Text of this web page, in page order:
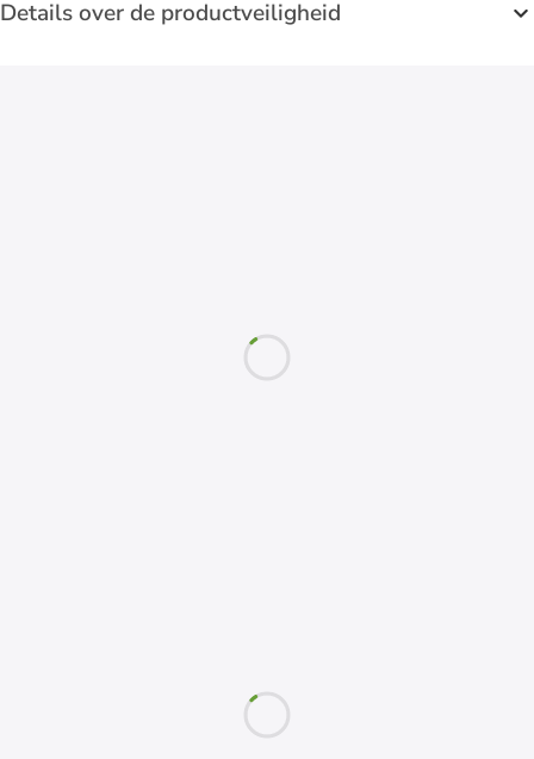
Details over de productveiligheid